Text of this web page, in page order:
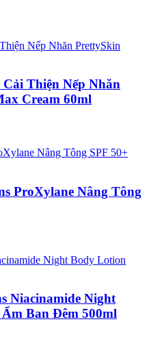
Thiện Nếp Nhăn
Cream 60ml
ProXylane Nâng Tông
Niacinamide Night
Ban Đêm 500ml